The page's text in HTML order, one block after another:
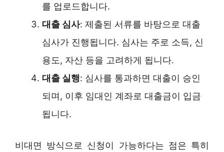
를 업로드합니다.
대출 심사: 제출된 서류를 바탕으로 대출
심사가 진행됩니다. 심사는 주로 소득, 신
용도, 자산 등을 고려하게 됩니다.
대출 실행: 심사를 통과하면 대출이 승인
되며, 이후 임대인 계좌로 대출금이 입금
됩니다.
비대면 방식으로 신청이 가능하다는 점은 특히